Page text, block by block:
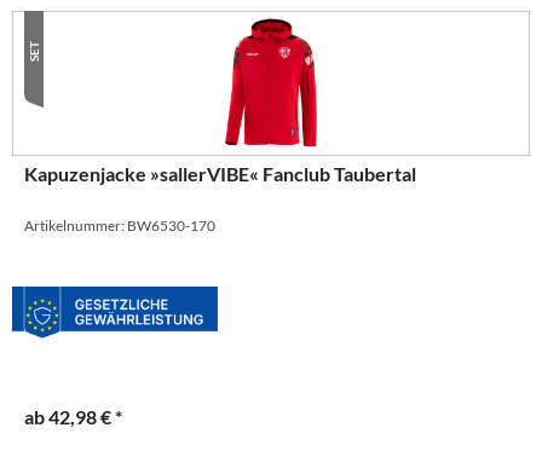
SET
Kapuzenjacke »sallerVIBE« Fanclub Taubertal
Artikelnummer: BW6530-170
ab 42,98 € *